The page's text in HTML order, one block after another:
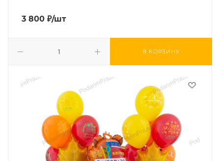
3 800 ₽/шт
В КОРЗИНУ